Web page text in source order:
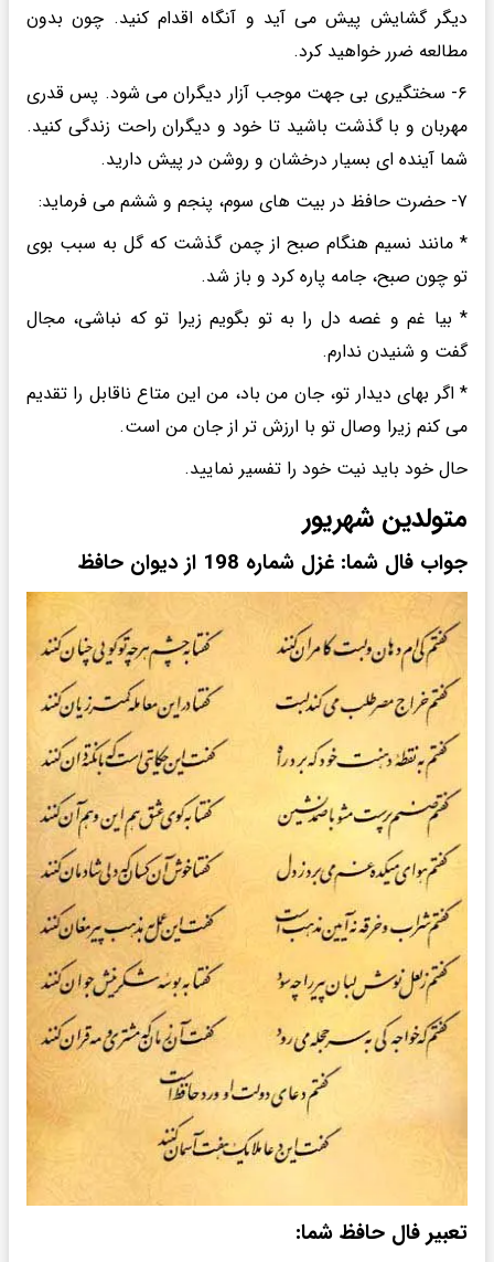
دیگر گشایش پیش می آید و آنگاه اقدام کنید. چون بدون
مطالعه ضرر خواهید کرد.
۶- سختگیری بی جهت موجب آزار دیگران می شود. پس قدری
مهربان و با گذشت باشید تا خود و دیگران راحت زندگی کنید.
شما آینده ای بسیار درخشان و روشن در پیش دارید.
۷- حضرت حافظ در بیت های سوم، پنجم و ششم می فرماید:
* مانند نسیم هنگام صبح از چمن گذشت که گل به سبب بوی
تو چون صبح، جامه پاره کرد و باز شد.
* بیا غم و غصه دل را به تو بگویم زیرا تو که نباشی، مجال
گفت و شنیدن ندارم.
* اگر بهای دیدار تو، جان من باد، من این متاع ناقابل را تقدیم
می کنم زیرا وصال تو با ارزش تر از جان من است.
حال خود باید نیت خود را تفسیر نمایید.
متولدین شهریور
جواب فال شما: غزل شماره 198 از دیوان حافظ
تعبیر فال حافظ شما: